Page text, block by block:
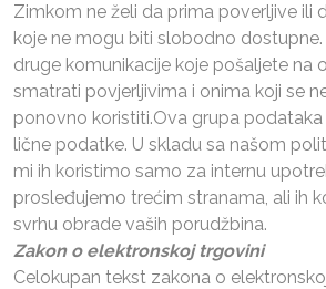
Zimkom ne želi da prima poverljive ili
koje ne mogu biti slobodno dostupne.
druge komunikacije koje pošaljete na
smatrati povjerljivima i onima koji se
ponovno koristiti.Ova grupa podataka
lične podatke. U skladu sa našom
mi ih koristimo samo za internu
prosleđujemo trećim stranama, ali ih
svrhu obrade vaših porudžbina.
Zakon o elektronskoj trgovini
Celokupan tekst zakona o